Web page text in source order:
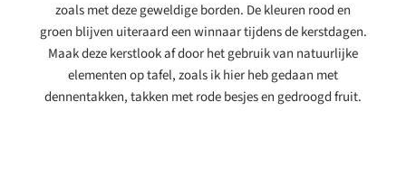
zoals met deze geweldige borden. De kleuren rood en
groen blijven uiteraard een winnaar tijdens de kerstdagen.
Maak deze kerstlook af door het gebruik van natuurlijke
elementen op tafel, zoals ik hier heb gedaan met
dennentakken, takken met rode besjes en gedroogd fruit.